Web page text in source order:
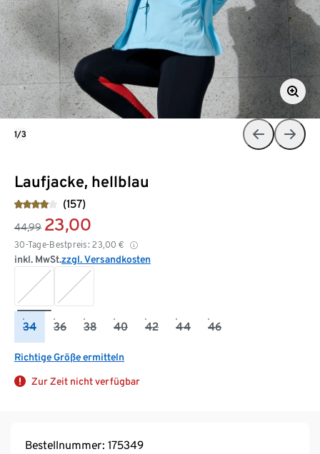
Laufjacke, hellblau
(157)
44,99 23,00
30-Tage-Bestpreis: 23,00 €
inkl. MwSt.zzgl. Versandkosten
34 36 38 40 42 44 46
Richtige Größe ermitteln
Zur Zeit nicht verfügbar
1/3
Bestellnummer: 175349